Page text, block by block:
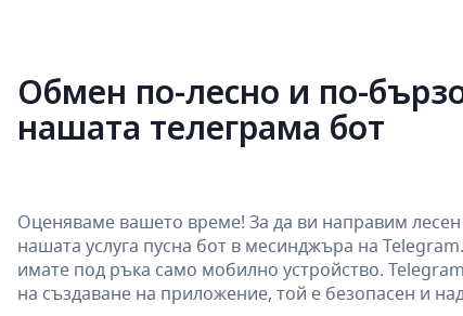
Обмен по-лесно и по-
нашата телеграма бот
Оценяваме вашето време! За да ви направим
нашата услуга пусна бот в месинджъра на
имате под ръка само мобилно устройство.
на създаване на приложение, той е безопасен и